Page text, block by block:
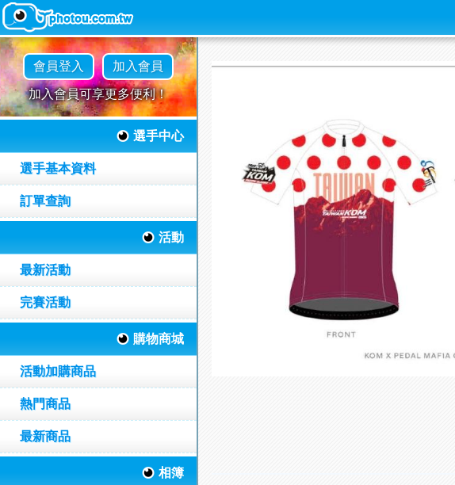
會員登入 加入會員
加入會員可享更多便利！
選手中心
選手基本資料
訂單查詢
活動
最新活動
完賽活動
購物商城
活動加購商品
熱門商品
最新商品
相簿